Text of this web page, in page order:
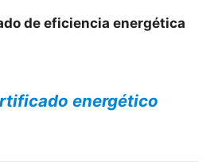
de eficiencia energética
energético